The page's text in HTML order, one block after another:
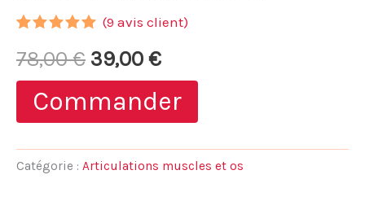
sur 5
basé sur
notations
client
(9 avis client)
78,00€ Le
prix
initial
était :
39,00 €Le
prix
actuel
est :
Commander
Catégorie : Articulations muscles et os